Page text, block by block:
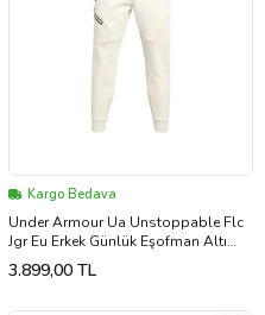
Kargo Bedava
Under Armour Ua Unstoppable Flc
Jgr Eu Erkek Günlük Eşofman Altı
1389353-110 Bej
3.899,00 TL